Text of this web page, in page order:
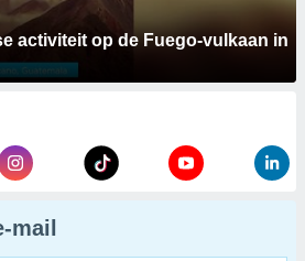
activiteit op de Fuego-vulkaan in
mail